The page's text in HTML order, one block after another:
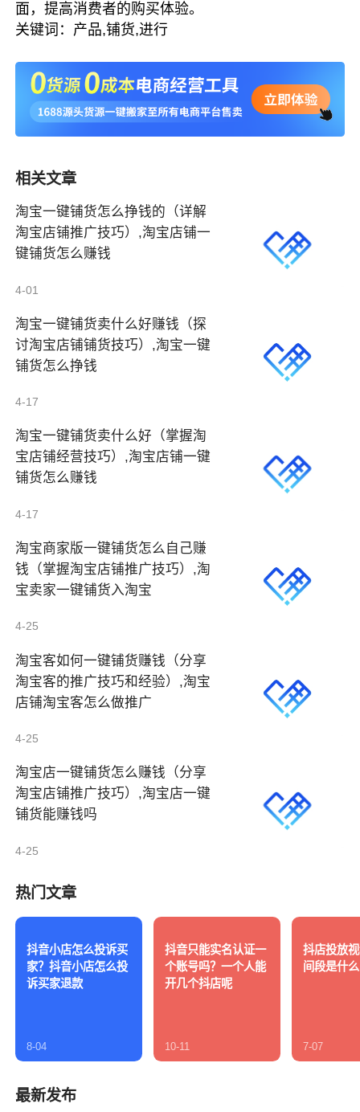
面，提高消费者的购买体验。
关键词：产品,铺货,进行
相关文章
淘宝一键铺货怎么挣钱的（详解
淘宝店铺推广技巧）,淘宝店铺一
键铺货怎么赚钱
4-01
淘宝一键铺货卖什么好赚钱（探
讨淘宝店铺铺货技巧）,淘宝一键
铺货怎么挣钱
4-17
淘宝一键铺货卖什么好（掌握淘
宝店铺经营技巧）,淘宝店铺一键
铺货怎么赚钱
4-17
淘宝商家版一键铺货怎么自己赚
钱（掌握淘宝店铺推广技巧）,淘
宝卖家一键铺货入淘宝
4-25
淘宝客如何一键铺货赚钱（分享
淘宝客的推广技巧和经验）,淘宝
店铺淘宝客怎么做推广
4-25
淘宝店一键铺货怎么赚钱（分享
淘宝店铺推广技巧）,淘宝店一键
铺货能赚钱吗
4-25
热门文章
抖音小店怎么投诉买
家？抖音小店怎么投
诉买家退款
8-04
抖音只能实名认证一
个账号吗？一个人能
开几个抖店呢
10-11
抖店投放
间段是什
7-07
最新发布